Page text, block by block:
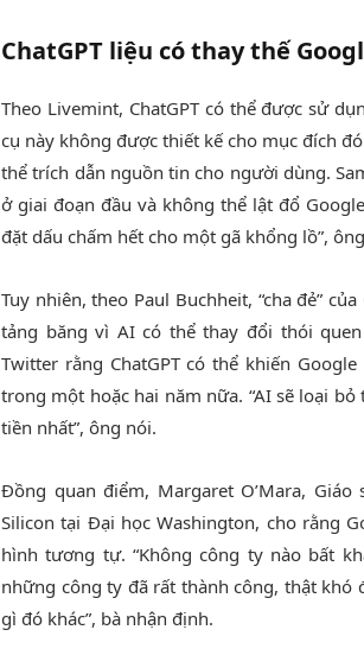
ChatGPT liệu có thay thế
Theo Livemint, ChatGPT có thể được sử
cụ này không được thiết kế cho mục đích
thể trích dẫn nguồn tin cho người dùng.
ở giai đoạn đầu và không thể lật đổ
đặt dấu chấm hết cho một gã khổng lồ”,
Tuy nhiên, theo Paul Buchheit, “cha đẻ”
tảng băng vì AI có thể thay đổi thói
Twitter rằng ChatGPT có thể khiến
trong một hoặc hai năm nữa. “AI sẽ loại
tiền nhất”, ông nói.
Đồng quan điểm, Margaret O’Mara,
Silicon tại Đại học Washington, cho rằng
hình tương tự. “Không công ty nào bất
những công ty đã rất thành công, thật
gì đó khác”, bà nhận định.